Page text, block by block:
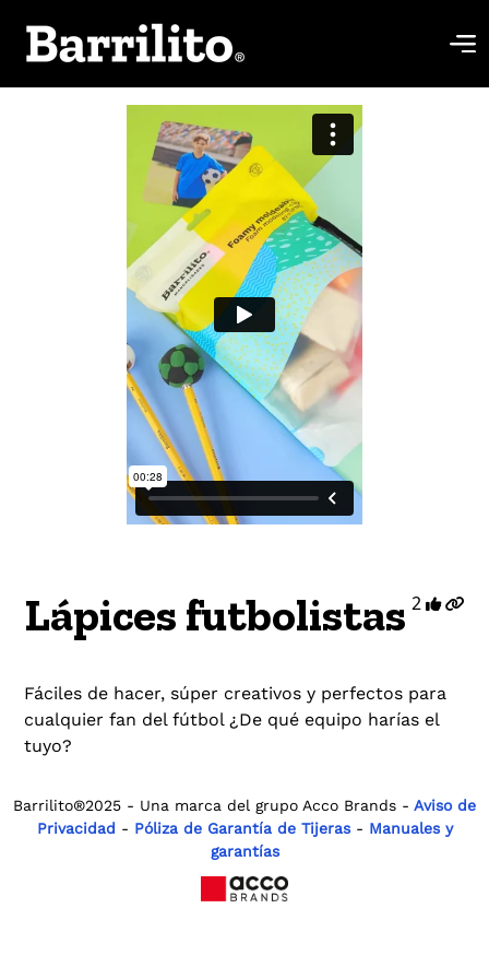
Lápices futbolistas 2
Fáciles de hacer, súper creativos y perfectos para
cualquier fan del fútbol ¿De qué equipo harías el
tuyo?
Barrilito®2025 - Una marca del grupo Acco Brands - Aviso de
Privacidad - Póliza de Garantía de Tijeras - Manuales y
garantías